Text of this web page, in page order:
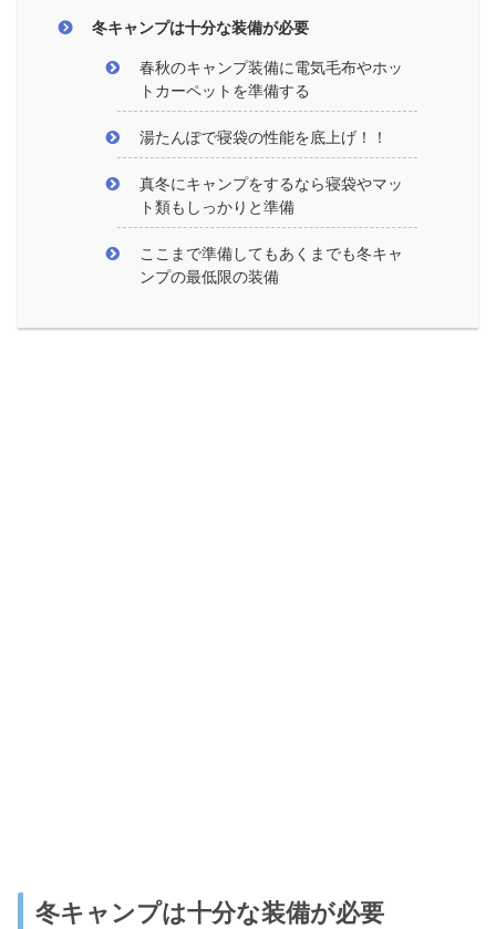
冬キャンプは十分な装備が必要
春秋のキャンプ装備に電気毛布やホッ
トカーペットを準備する
湯たんぽで寝袋の性能を底上げ！！
真冬にキャンプをするなら寝袋やマッ
ト類もしっかりと準備
ここまで準備してもあくまでも冬キャ
ンプの最低限の装備
冬キャンプは十分な装備が必要